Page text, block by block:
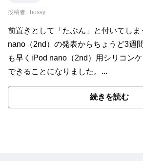
投稿者 : hossy
前置きとして「たぶん」と付いてしま
nano（2nd）の発表からちょうど3週
も早くiPod nano（2nd）用シリコン
できることになりました。...
続きを読む